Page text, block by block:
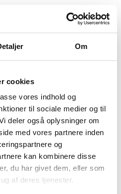
Om
cookies
vores indhold og
til sociale medier og til
deler også oplysninger om
med vores partnere inden
og
kan kombinere disse
du har givet dem, eller som
af deres tjenester.